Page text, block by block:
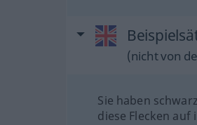
(nicht von
Sie haben
diese Flecken auf